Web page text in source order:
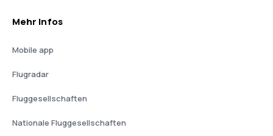
Mehr Infos
Mobile app
Flugradar
Fluggesellschaften
Nationale Fluggesellschaften